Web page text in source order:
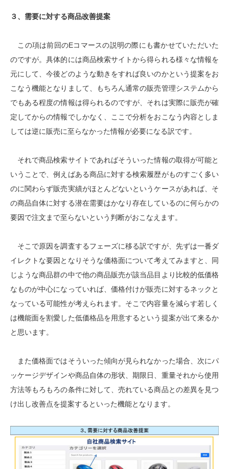
３、需要に対する商品改善提案
この項は前回のEコマースの説明の際にも書かせていただいた
のですが。具体的には商品検索サイトから得られる様々な情報を
元にして、今後どのような動きをすれば良いのかという提案をお
こなう機能となりまして、もちろん通常の販売管理システムから
でもある程度の情報は得られるのですが、それは実際に販売が確
定してからの情報でしかなく、ここで分析をおこなう内容としま
しては逆に販売に至らなかった情報が必要になる訳です。
それで商品検索サイトであればそういった情報の取得が可能と
いうことで、例えばある商品に対する検索履歴がものすごく多い
のに関わらず販売実績がほとんどないというケースがあれば、そ
の商品自体に対する潜在需要はかなり存在しているのに何らかの
要因で注文まで至らないという判断がおこなえます。
そこで原因を調査するフェーズに移る訳ですが、先ずは一番ダ
イレクトな要因となりそうな価格面について考えてみますと、同
じような商品群の中で他の商品販売が該当品目より比較的低価格
なものが中心になっていれば、価格付けが販売に対するネックと
なっている可能性が考えられます。そこで内容量を減らす若しく
は機能面を割愛した低価格品を用意するという提案が出て来るか
と思います。
また価格面ではそういった傾向が見られなかった場合、次にパ
ッケージデザインや商品自体の形状、期限日、重量それから使用
方法等もろもろの条件に対して、売れている商品との差異を見つ
け出し改善点を提案するといった機能となります。